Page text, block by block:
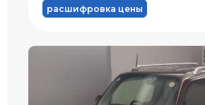
расшифровка цены